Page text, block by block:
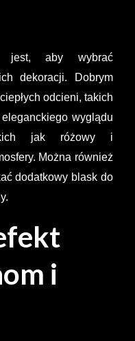
jest, aby wybrać
dekoracji. Dobrym
odcieni, takich
wyglądu
jak różowy i
Można również
dodatkowy blask do
i